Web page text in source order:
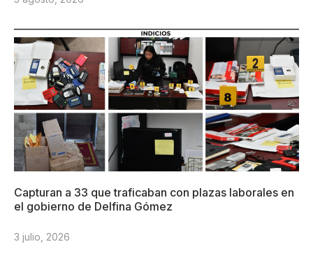
Capturan a 33 que traficaban con plazas laborales en
el gobierno de Delfina Gómez
3 julio, 2026